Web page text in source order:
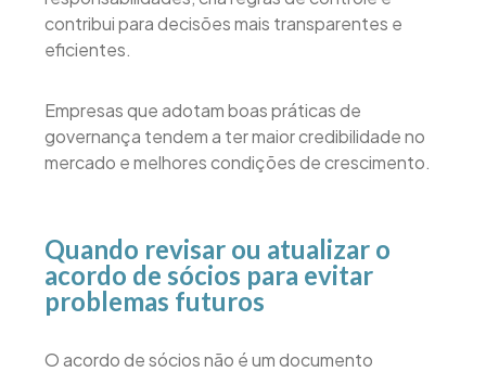
contribui para decisões mais transparentes e
eficientes.
Empresas que adotam boas práticas de
governança tendem a ter maior credibilidade no
mercado e melhores condições de crescimento.
Quando revisar ou atualizar o
acordo de sócios para evitar
problemas futuros
O acordo de sócios não é um documento